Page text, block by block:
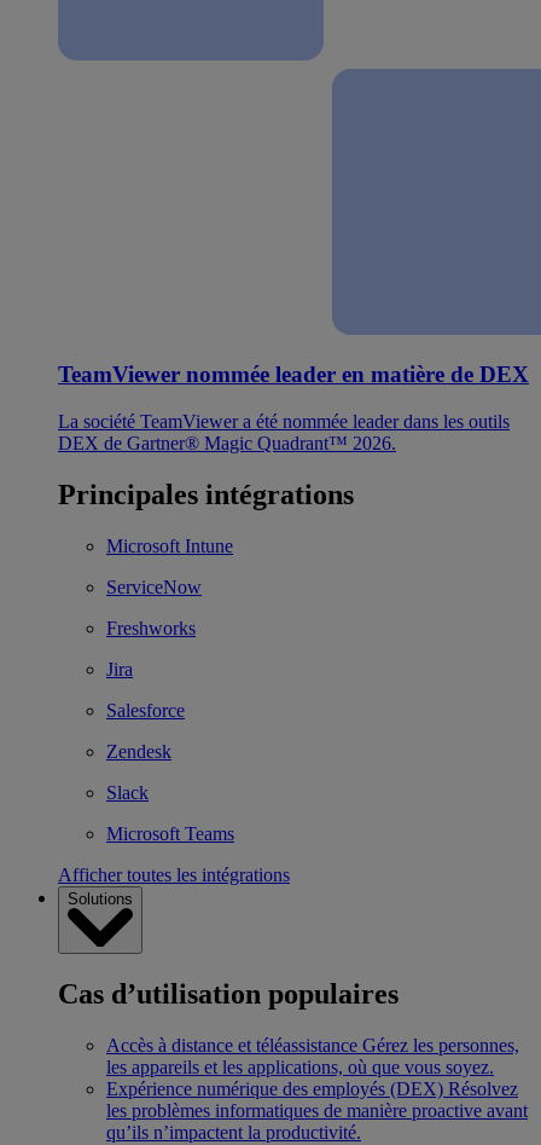
TeamViewer nommée leader en matière de DEX
La société TeamViewer a été nommée leader dans les outils
DEX de Gartner® Magic Quadrant™ 2026.
Principales intégrations
Microsoft Intune
ServiceNow
Freshworks
Jira
Salesforce
Zendesk
Slack
Microsoft Teams
Afficher toutes les intégrations
Solutions
Cas d’utilisation populaires
Accès à distance et téléassistance Gérez les personnes,
les appareils et les applications, où que vous soyez.
Expérience numérique des employés (DEX) Résolvez
les problèmes informatiques de manière proactive avant
qu’ils n’impactent la productivité.